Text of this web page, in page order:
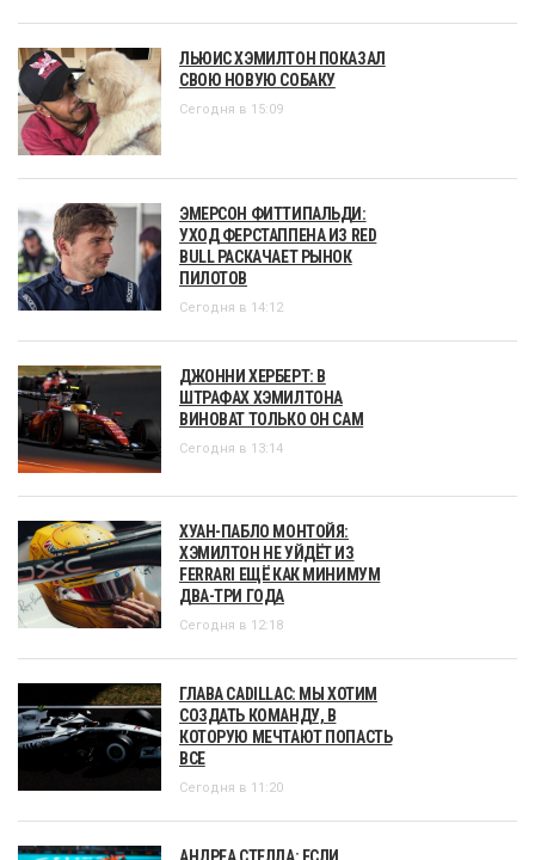
ЛЬЮИС ХЭМИЛТОН ПОКАЗАЛ
СВОЮ НОВУЮ СОБАКУ
Сегодня в 15:09
ЭМЕРСОН ФИТТИПАЛЬДИ:
УХОД ФЕРСТАППЕНА ИЗ RED
BULL РАСКАЧАЕТ РЫНОК
ПИЛОТОВ
Сегодня в 14:12
ДЖОННИ ХЕРБЕРТ: В
ШТРАФАХ ХЭМИЛТОНА
ВИНОВАТ ТОЛЬКО ОН САМ
Сегодня в 13:14
ХУАН-ПАБЛО МОНТОЙЯ:
ХЭМИЛТОН НЕ УЙДЁТ ИЗ
FERRARI ЕЩЁ КАК МИНИМУМ
ДВА-ТРИ ГОДА
Сегодня в 12:18
ГЛАВА CADILLAC: МЫ ХОТИМ
СОЗДАТЬ КОМАНДУ, В
КОТОРУЮ МЕЧТАЮТ ПОПАСТЬ
ВСЕ
Сегодня в 11:20